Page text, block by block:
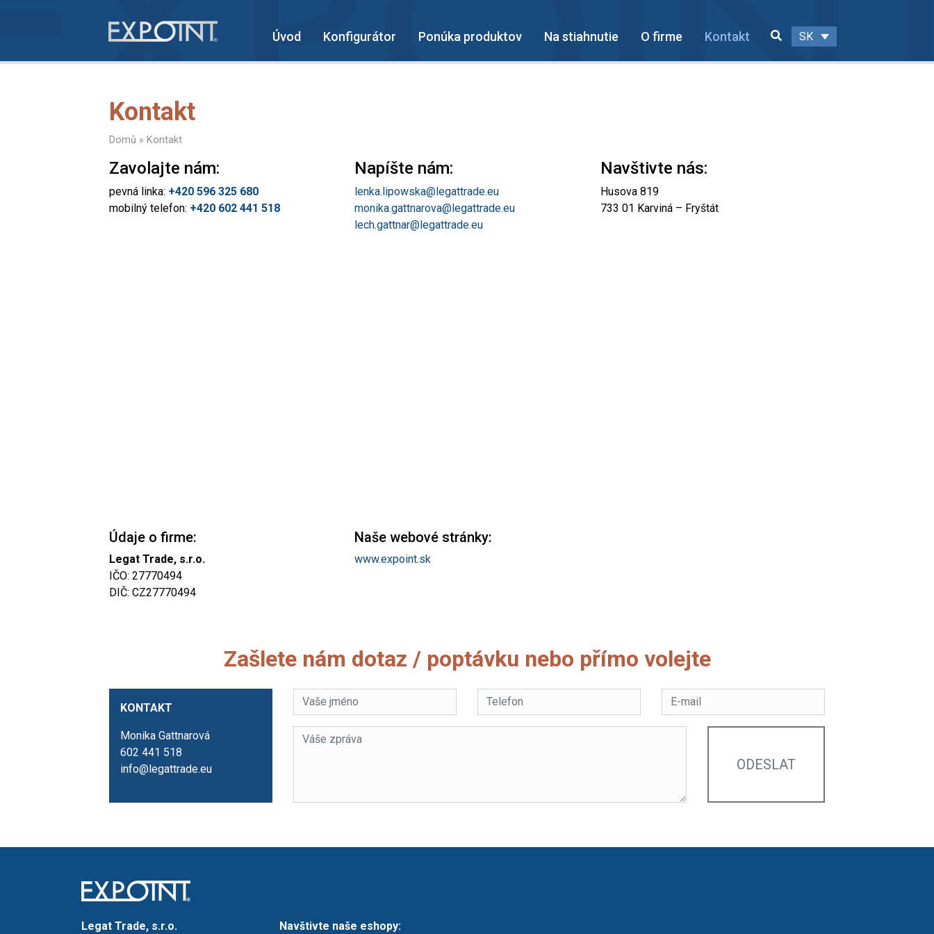
Úvod Konfigurátor Ponúka produktov Na stiahnutie O firme Kontakt SK
Kontakt
Domů » Kontakt
Zavolajte nám:
pevná linka: +420 596 325 680
mobilný telefon: +420 602 441 518
Napíšte nám:
lenka.lipowska@legattrade.eu
monika.gattnarova@legattrade.eu
lech.gattnar@legattrade.eu
Navštivte nás:
Husova 819
733 01 Karviná – Fryštát
Údaje o firme:
Legat Trade, s.r.o.
IČO: 27770494
DIČ: CZ27770494
Naše webové stránky:
www.expoint.sk
Zašlete nám dotaz / poptávku nebo přímo volejte
KONTAKT
Monika Gattnarová
602 441 518
info@legattrade.eu
Legat Trade, s.r.o. Navštivte naše eshopy: